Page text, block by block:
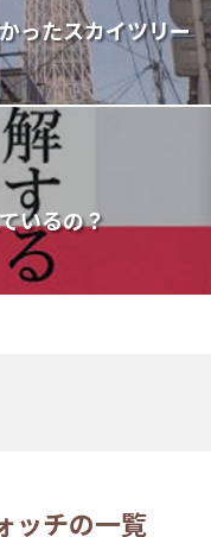
ったスカイツリー
いるの？
ッチの一覧